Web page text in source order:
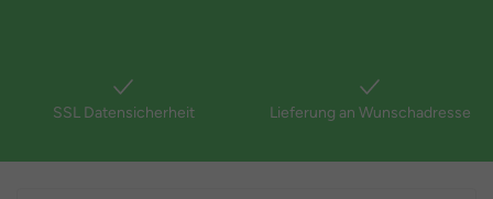
SSL Datensicherheit Lieferung an Wunschadresse